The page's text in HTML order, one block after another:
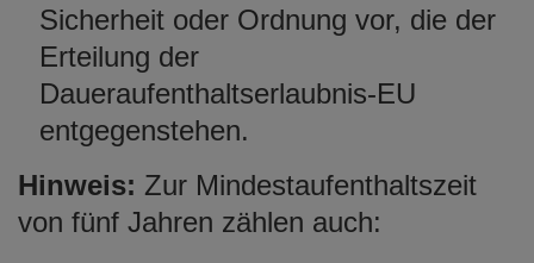
Sicherheit oder Ordnung vor, die der
Erteilung der
Daueraufenthaltserlaubnis-EU
entgegenstehen.
Hinweis: Zur Mindestaufenthaltszeit
von fünf Jahren zählen auch: